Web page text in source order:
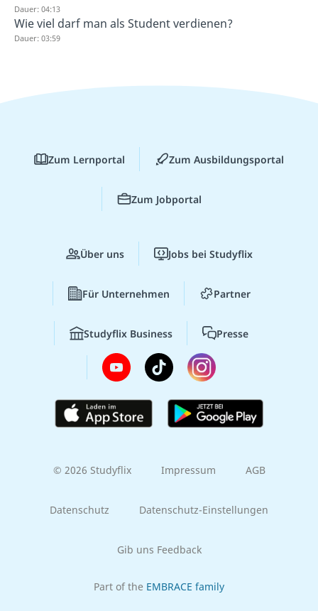
Dauer: 04:13
Wie viel darf man als Student verdienen?
Dauer: 03:59
Zum Lernportal Zum Ausbildungsportal
Zum Jobportal
Über uns Jobs bei Studyflix
Für Unternehmen Partner
Studyflix Business Presse
© 2026 Studyflix Impressum AGB
Datenschutz Datenschutz-Einstellungen
Gib uns Feedback
Part of the EMBRACE family